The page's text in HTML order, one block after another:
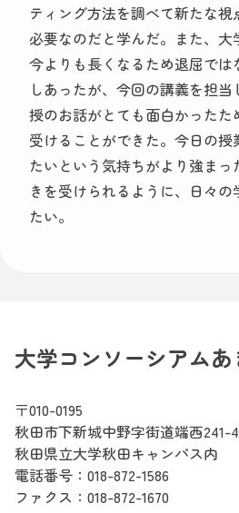
ティング方法を調べて新たな
必要なのだと学んだ。また、
今よりも長くなるため退屈で
しあったが、今回の講義を担
授のお話がとても面白かったた
受けることができた。今日の
たいという気持ちがより強ま
きを受けられるように、日々
たい。
大学コンソーシアム
〒010-0195
秋田市下新城中野字街道端西241-
秋田県立大学秋田キャンパス内
電話番号： 018-872-1586
ファクス：018-872-1670